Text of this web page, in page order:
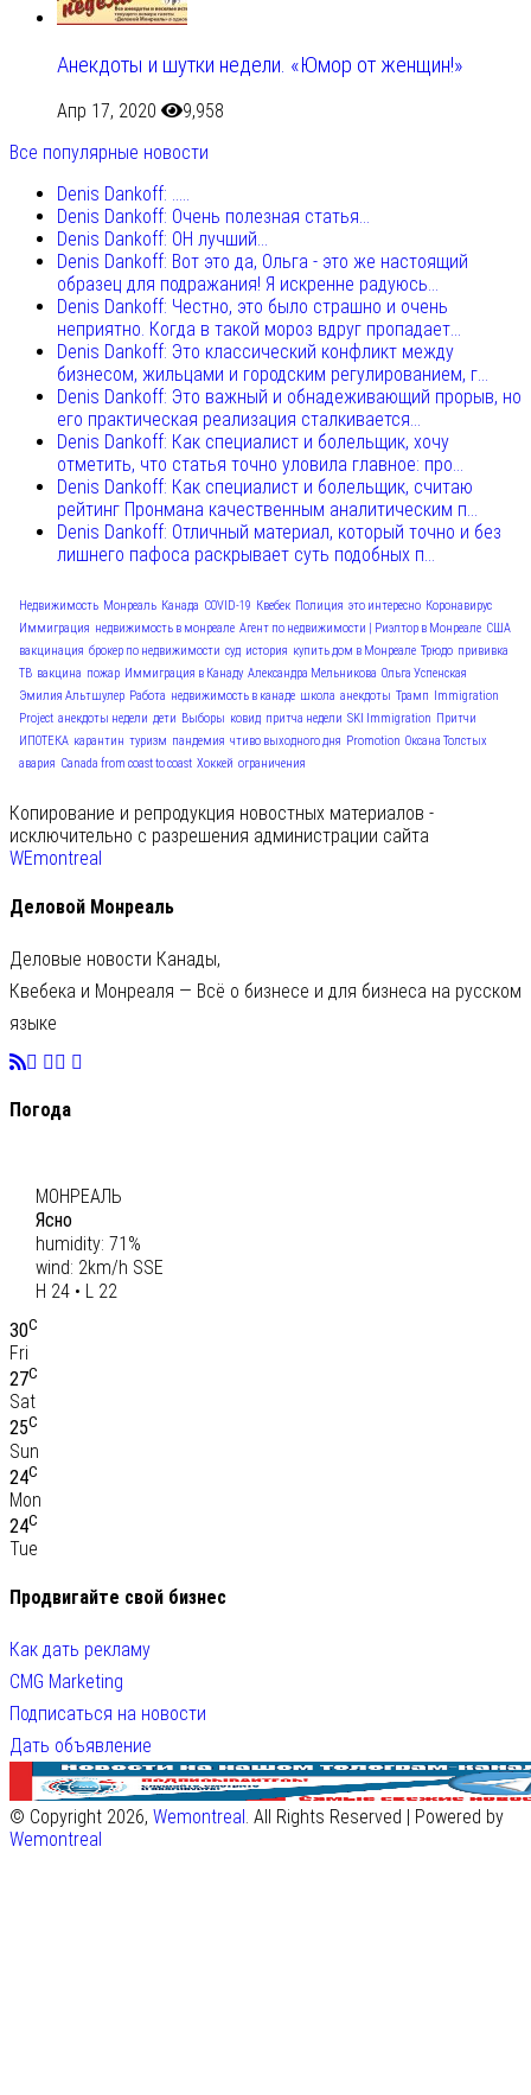
Анекдоты и шутки недели. «Юмор от женщин!»
Апр 17, 2020
9,958
Все популярные новости
Denis Dankoff: .....
Denis Dankoff: Очень полезная статья...
Denis Dankoff: ОН лучший...
Denis Dankoff: Вот это да, Ольга - это же настоящий
образец для подражания! Я искренне радуюсь...
Denis Dankoff: Честно, это было страшно и очень
неприятно. Когда в такой мороз вдруг пропадает...
Denis Dankoff: Это классический конфликт между
бизнесом, жильцами и городским регулированием, г...
Denis Dankoff: Это важный и обнадеживающий прорыв, но
его практическая реализация сталкивается...
Denis Dankoff: Как специалист и болельщик, хочу
отметить, что статья точно уловила главное: про...
Denis Dankoff: Как специалист и болельщик, считаю
рейтинг Пронмана качественным аналитическим п...
Denis Dankoff: Отличный материал, который точно и без
лишнего пафоса раскрывает суть подобных п...
Недвижимость Монреаль Канада COVID-19 Квебек Полиция это интересно Коронавирус
Иммиграция недвижимость в монреале Агент по недвижимости | Риэлтор в Монреале США
вакцинация брокер по недвижимости суд история купить дом в Монреале Трюдо прививка
ТВ вакцина пожар Иммиграция в Канаду Александра Мельникова Ольга Успенская
Эмилия Альтшулер Работа недвижимость в канаде школа анекдоты Трамп
Immigration
Project анекдоты недели дети Выборы ковид притча недели SKI Immigration Притчи
ИПОТЕКА карантин туризм пандемия чтиво выходного дня Promotion Оксана Толстых
авария Canada from coast to coast Хоккей ограничения
Копирование и репродукция новостных материалов -
исключительно с разрешения администрации сайта
WEmontreal
Деловой Монреаль
Деловые новости Канады,
Квебека и Монреаля — Всё о бизнесе и для бизнеса на русском
языке
Погода
МОНРЕАЛЬ
Ясно
humidity: 71%
wind: 2km/h SSE
H 24 • L 22
30C
Fri
27C
Sat
25C
Sun
24C
Mon
24C
Tue
Продвигайте свой бизнес
Как дать рекламу
CMG Marketing
Подписаться на новости
Дать объявление
© Copyright 2026, Wemontreal. All Rights Reserved | Powered by
Wemontreal